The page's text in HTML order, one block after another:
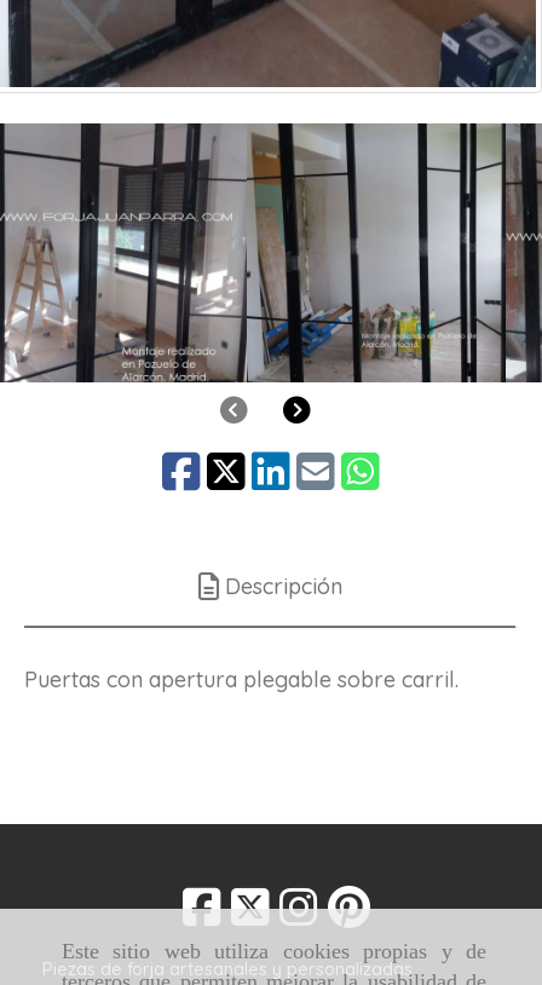
Este sitio web utiliza cookies propias y de
AnteriorSiguiente
Descripción
Puertas con apertura plegable sobre carril.
Piezas de forja artesanales y personalizadas